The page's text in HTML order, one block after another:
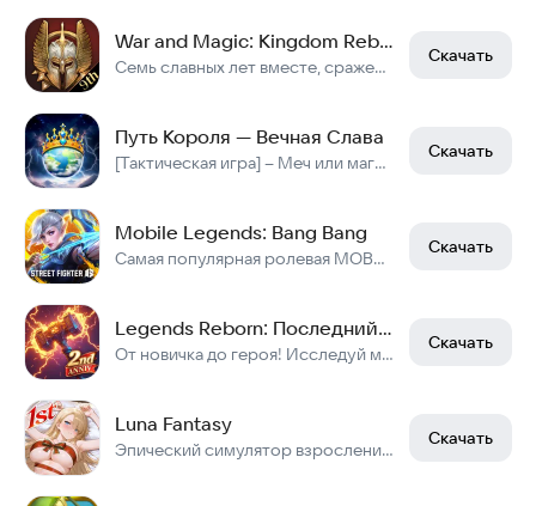
Семь славных лет вместе, сражения бок о бок с союзниками!
Скачать
Путь Короля — Вечная Слава
[Тактическая игра] – Меч или магия — последний довод остаётся за умением!
Скачать
Mobile Legends: Bang Bang
Самая популярная ролевая MOBA для телефонов
Скачать
От новичка до героя! Исследуй мир, улучшай героев, побеждай боссов с союзниками!
Скачать
Luna Fantasy
Эпический симулятор взросления девушек
Скачать